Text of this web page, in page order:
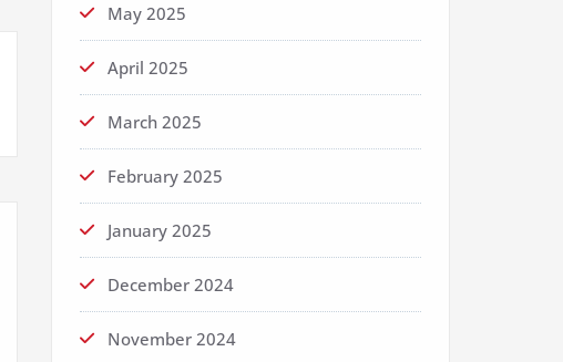
May 2025
April 2025
March 2025
February 2025
January 2025
December 2024
November 2024